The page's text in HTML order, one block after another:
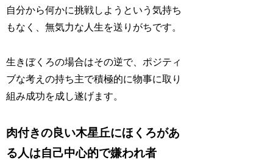
自分から何かに挑戦しようという気持ち
もなく、無気力な人生を送りがちです。
生きぼくろの場合はその逆で、ポジティ
ブな考えの持ち主で積極的に物事に取り
組み成功を成し遂げます。
肉付きの良い木星丘にほくろがあ
る人は自己中心的で嫌われ者